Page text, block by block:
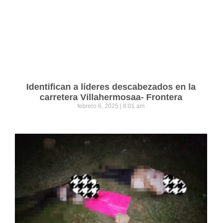
Identifican a líderes descabezados en la
carretera Villahermosaa- Frontera
febrero 6, 2025 8:01 am